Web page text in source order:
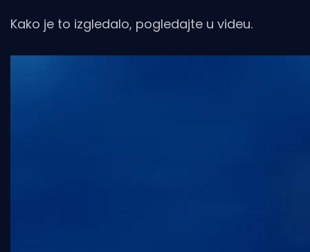
Kako je to izgledalo, pogledajte u videu.